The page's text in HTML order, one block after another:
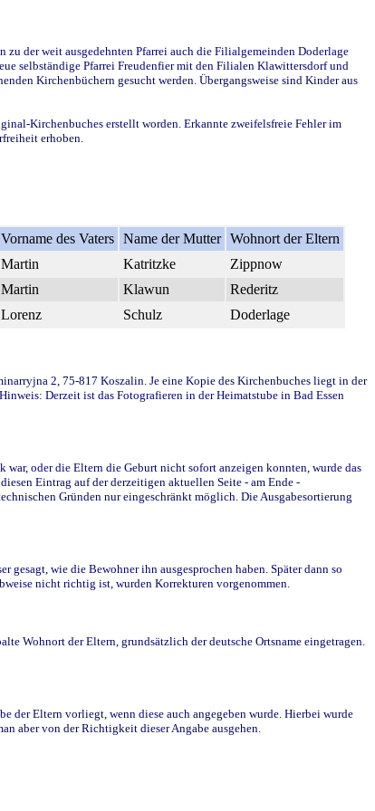
der weit ausgedehnten Pfarrei auch die Filialgemeinden Doderlage
selbständige Pfarrei Freudenfier mit den Filialen Klawittersdorf und
Kirchenbüchern gesucht werden. Übergangsweise sind Kinder aus
Kirchenbuches erstellt worden. Erkannte zweifelsfreie Fehler im
erhoben.
Vorname des Vaters Name der Mutter Wohnort der Eltern
Martin Katritzke
Zippnow
Martin Klawun
Rederitz
Lorenz Schulz Doderlage
2, 75-817 Koszalin. Je eine Kopie des Kirchenbuches liegt in der
Derzeit ist das Fotografieren in der Heimatstube in Bad Essen
oder die Eltern die Geburt nicht sofort anzeigen konnten, wurde das
Eintrag auf der derzeitigen aktuellen Seite - am Ende -
Gründen nur eingeschränkt möglich. Die Ausgabesortierung
wie die Bewohner ihn ausgesprochen haben. Später dann so
nicht richtig ist, wurden Korrekturen vorgenommen.
Wohnort der Eltern, grundsätzlich der deutsche Ortsname eingetragen.
der Eltern vorliegt, wenn diese auch angegeben wurde. Hierbei wurde
aber von der Richtigkeit dieser Angabe ausgehen.